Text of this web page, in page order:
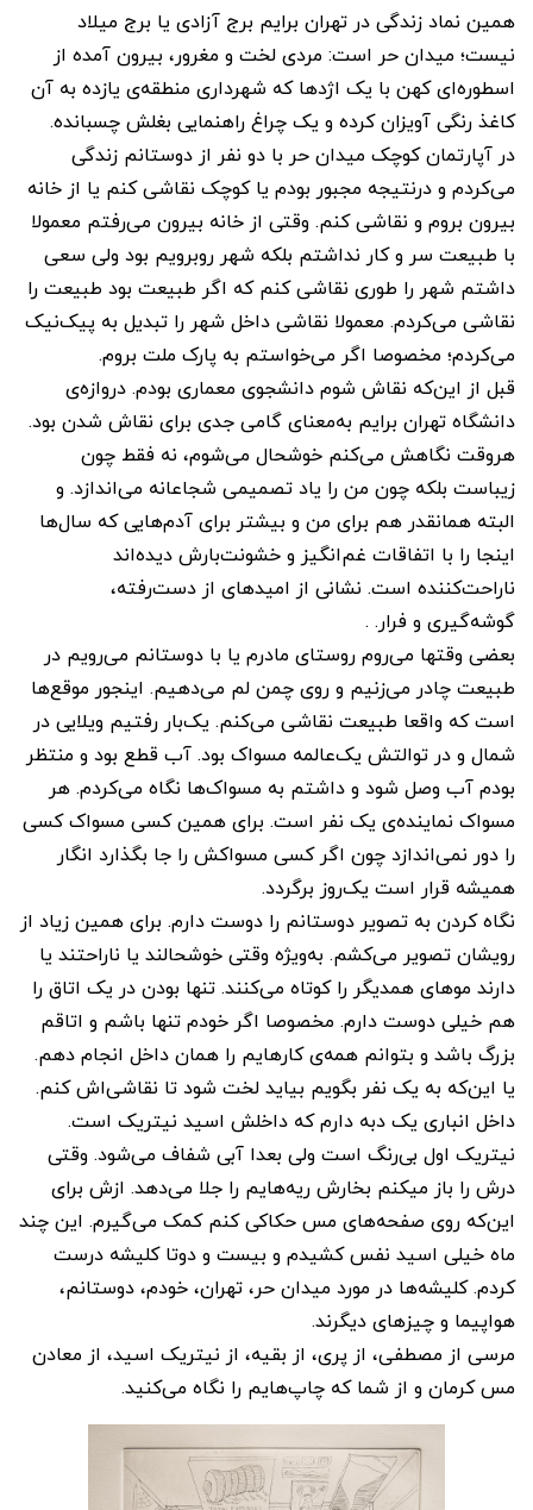
همین نماد زندگی در تهران برایم برج آزادی یا برج میلاد
نیست؛ میدان حر است: مردی لخت و مغرور، بیرون آمده از
اسطوره‌ای کهن با یک اژدها که شهرداری منطقه‌ی یازده به آن
کاغذ رنگی آویزان کرده و یک چراغ راهنمایی بغلش چسبانده.
در آپارتمان کوچک میدان حر با دو نفر از دوستانم زندگی
می‌کردم و درنتیجه مجبور بودم یا کوچک نقاشی کنم یا از خانه
بیرون بروم و نقاشی کنم. وقتی از خانه بیرون می‌رفتم معمولا
با طبیعت سر و کار نداشتم بلکه شهر روبرویم بود ولی سعی
داشتم شهر را طوری نقاشی کنم که اگر طبیعت بود طبیعت را
نقاشی می‌کردم. معمولا نقاشی داخل شهر را تبدیل به پیک‌نیک
می‌کردم؛ مخصوصا اگر می‌خواستم به پارک ملت بروم.
قبل از این‌که نقاش شوم دانشجوی معماری بودم. دروازه‌ی
دانشگاه تهران برایم به‌معنای گامی جدی برای نقاش شدن بود.
هروقت نگاهش می‌کنم خوشحال می‌شوم، نه فقط چون
زیباست بلکه چون من را یاد تصمیمی شجاعانه می‌اندازد. و
البته همانقدر هم برای من و بیشتر برای آدم‌هایی که سال‌ها
اینجا را با اتفاقات غم‌انگیز و خشونت‌بارش دیده‌اند
ناراحت‌کننده است. نشانی از امیدهای از دست‌رفته،
گوشه‌گیری و فرار. .
بعضی ‌وقتها می‌روم روستای مادرم یا با دوستانم می‌رویم در
طبیعت چادر می‌زنیم و روی چمن لم می‌دهیم. اینجور موقع‌ها
است که واقعا طبیعت نقاشی می‌کنم. یک‌بار رفتیم ویلایی در
شمال و در توالتش یک‌عالمه مسواک بود. آب قطع بود و منتظر
بودم آب وصل شود و داشتم به مسواک‌ها نگاه می‌کردم. هر
مسواک نماینده‌ی یک نفر است. برای همین کسی مسواک کسی
را دور نمی‌اندازد چون اگر کسی مسواکش را جا بگذارد انگار
همیشه قرار است یک‌روز برگردد.
نگاه کردن به تصویر دوستانم را دوست دارم. برای همین زیاد از
رویشان تصویر می‌کشم. به‌ویژه وقتی خوشحالند یا ناراحتند یا
دارند موهای همدیگر را کوتاه می‌کنند. تنها بودن در یک اتاق را
هم خیلی دوست دارم. مخصوصا اگر خودم تنها باشم و اتاقم
بزرگ باشد و بتوانم همه‌ی کارهایم را همان داخل انجام دهم.
یا این‌که به یک نفر بگویم بیاید لخت شود تا نقاشی‌اش کنم.
داخل انباری یک دبه دارم که داخلش اسید نیتریک است.
نیتریک اول بی‌رنگ است ولی بعدا آبی شفاف می‌شود. وقتی
درش را باز میکنم بخارش ریه‌هایم را جلا می‌دهد. ازش برای
این‌که روی صفحه‌های مس حکاکی کنم کمک می‌گیرم. این چند
ماه خیلی اسید نفس کشیدم و بیست و دوتا کلیشه درست
کردم. کلیشه‌ها در مورد میدان حر، تهران، خودم، دوستانم،
هواپیما و چیزهای دیگرند.
مرسی از مصطفی، از پری، از بقیه، از نیتریک اسید، از معادن
مس کرمان و از شما که چاپ‌هایم را نگاه می‌کنید.